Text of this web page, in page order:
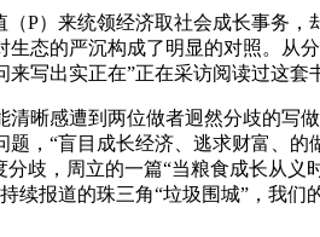
）来统领经济取社会成长事务，
态的严沉构成了明显的对照。从
写出实正在”正在采访阅读过这套
感遭到两位做者迥然分歧的写
，“盲目成长经济、逃求财富、
歧，周立的一篇“当粮食成长从
报道的珠三角“垃圾围城”，我